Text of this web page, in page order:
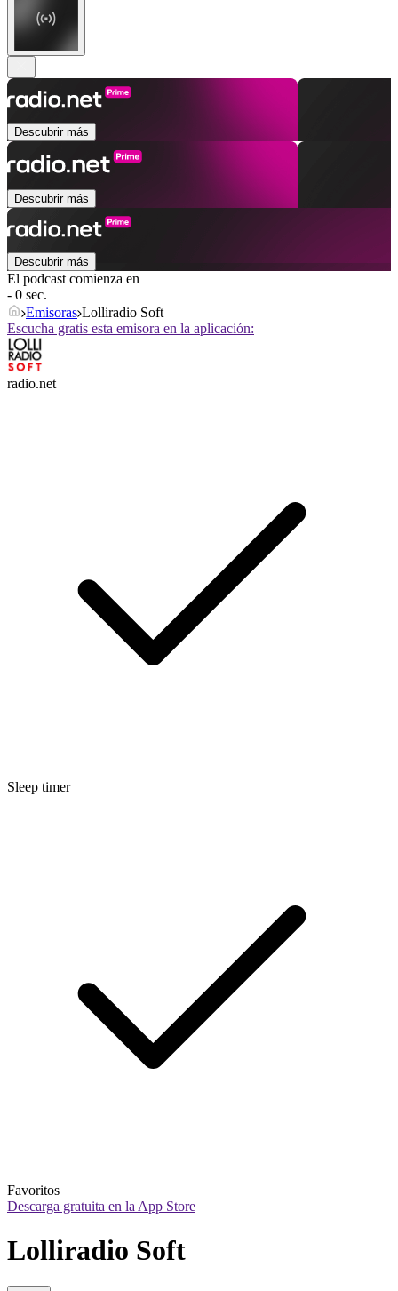
Descubrir más
Descubrir más
Descubrir más
El podcast comienza en
- 0 sec.
Emisoras Lolliradio Soft
Escucha gratis esta emisora en la aplicación:
radio.net
Sleep timer
Favoritos
Descarga gratuita en la App Store
Lolliradio Soft